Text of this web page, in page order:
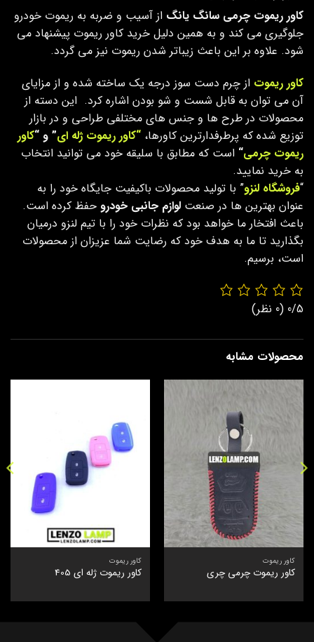
کاور ریموت چرمی سانگ یانگ از آسیب و ضربه به ریموت خودرو
جلوگیری می کند و به همین دلیل خرید کاور ریموت پیشنهاد می
شود. علاوه بر این باعث زیباتر شدن ریموت نیز می گردد.
کاور ریموت از چرم دست سوز درجه یک ساخته شده و از مزایای
آن می توان به قابل شست و شو بودن اشاره کرد. این دسته از
محصولات در طرح ها و جنس های مختلفی طراحی و در بازار
توزیع شده که پرطرفدارترین کاورها، “کاور ریموت ژله ای” و “کاور
ریموت چرمی“ است که مطابق با سلیقه خود می توانید انتخاب
به خرید نمایید.
“فروشگاه لنزو” با تولید محصولات باکیفیت جایگاه خود را به
عنوان بهترین ها در صنعت لوازم جانبی خودرو حفظ کرده است.
باعث افتخار ما خواهد بود که نظرات خود را با تیم لنزو درمیان
بگذارید تا ما به هدف خود که رضایت شما عزیزان از محصولات
است، برسیم.
0/5 (0 نظر)
محصولات مشابه
کاور ریموت
کاور ریموت چرمی چری
کاور ریموت
کاور ریموت ژله ای 405